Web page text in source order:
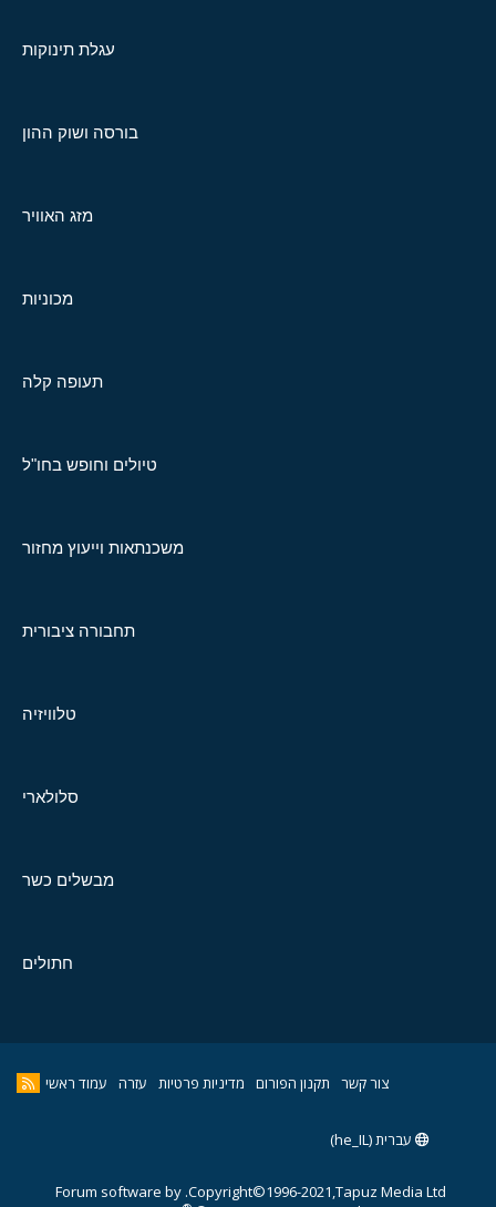
עגלת תינוקות
בורסה ושוק ההון
מזג האוויר
מכוניות
תעופה קלה
טיולים וחופש בחו"ל
משכנתאות וייעוץ מחזור
תחבורה ציבורית
טלוויזיה
סלולארי
מבשלים כשר
חתולים
צור קשר תקנון הפורום מדיניות פרטיות עזרה עמוד ראשי
עברית (he_IL)
Copyright©1996-2021,Tapuz Media Ltd.
Forum software by